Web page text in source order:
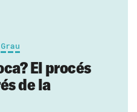
El procés
de la